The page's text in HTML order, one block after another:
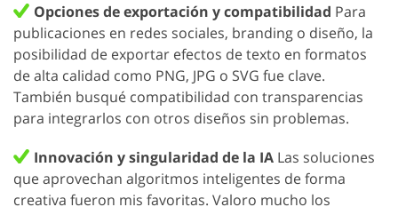
Opciones de exportación y compatibilidad Para
publicaciones en redes sociales, branding o diseño, la
posibilidad de exportar efectos de texto en formatos
de alta calidad como PNG, JPG o SVG fue clave.
También busqué compatibilidad con transparencias
para integrarlos con otros diseños sin problemas.
Innovación y singularidad de la IA Las soluciones
que aprovechan algoritmos inteligentes de forma
creativa fueron mis favoritas. Valoro mucho los